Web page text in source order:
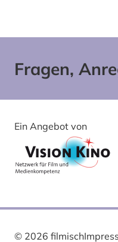
Fragen,
Ein Angebot von
© 2026 filmisch